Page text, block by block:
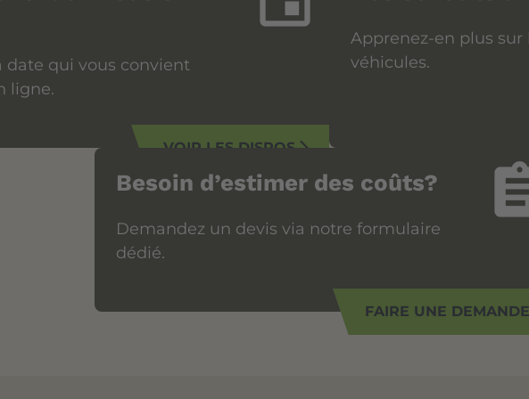
date qui vous convient
ligne.
VOIR LES DISPOSarrow_forward_ios
Apprenez-en plus sur
véhicules.
Besoin d’estimer des coûts?
Demandez un devis via notre formulaire
dédié.
FAIRE UNE DEMANDE